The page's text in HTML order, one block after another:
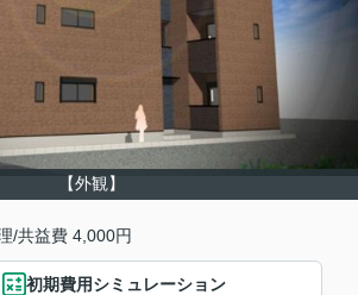
【外観】
/共益費 4,000円
初期費用シミュレーション